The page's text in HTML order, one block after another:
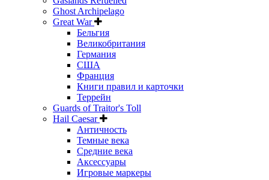
Ghost Archipelago
Great War
Бельгия
Великобритания
Германия
США
Франция
Книги правил и карточки
Террейн
Guards of Traitor's Toll
Hail Caesar
Античность
Темные века
Средние века
Аксессуары
Игровые маркеры